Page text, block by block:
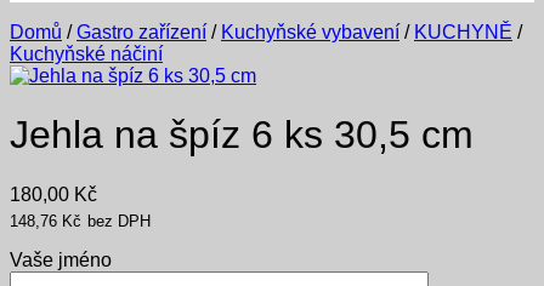
Domů / Gastro zařízení / Kuchyňské vybavení / KUCHYNĚ /
Kuchyňské náčiní
Jehla na špíz 6 ks 30,5 cm
180,00 Kč
148,76 Kč bez DPH
Vaše jméno